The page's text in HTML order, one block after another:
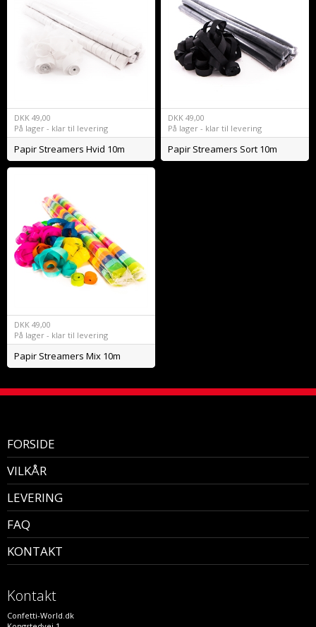
DKK 49,00
På lager - klar til levering
Papir Streamers Hvid 10m
DKK 49,00
På lager - klar til levering
Papir Streamers Sort 10m
DKK 49,00
På lager - klar til levering
Papir Streamers Mix 10m
FORSIDE
VILKÅR
LEVERING
FAQ
KONTAKT
Kontakt
Confetti-World.dk